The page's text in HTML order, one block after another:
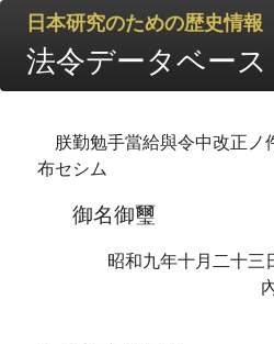
日本研究のための歴史情報
法令データベース
朕勤勉手當給與令中改正ノ
布セシム
御名御璽
昭和九年十月二十三